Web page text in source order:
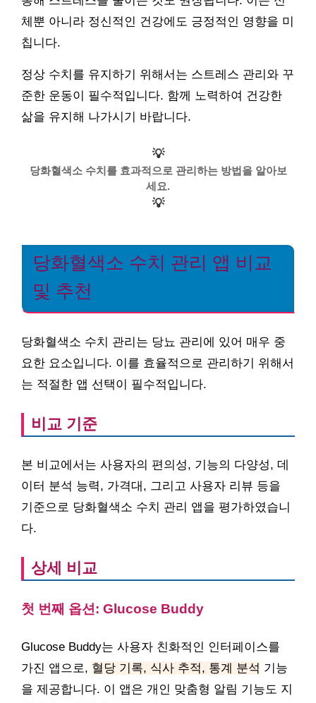
체뿐 아니라 정신적인 건강에도 긍정적인 영향을 미
칩니다.
정상 수치를 유지하기 위해서는 스트레스 관리와 꾸
준한 운동이 필수적입니다. 함께 노력하여 건강한
삶을 유지해 나가시기 바랍니다.
💡
당화혈색소 수치를 효과적으로 관리하는 방법을 알아보
세요.
💡
당화혈색소 수치 관리 앱 비교
및 추천
당화혈색소 수치 관리는 당뇨 관리에 있어 매우 중
요한 요소입니다. 이를 효율적으로 관리하기 위해서
는 적절한 앱 선택이 필수적입니다.
비교 기준
본 비교에서는 사용자의 편의성, 기능의 다양성, 데
이터 분석 능력, 가격대, 그리고 사용자 리뷰 등을
기준으로 당화혈색소 수치 관리 앱을 평가하였습니
다.
상세 비교
첫 번째 옵션: Glucose Buddy
Glucose Buddy는 사용자 친화적인 인터페이스를
가진 앱으로, 혈당 기록, 식사 추적, 통계 분석 기능
을 제공합니다. 이 앱은 개인 맞춤형 알림 기능도 지